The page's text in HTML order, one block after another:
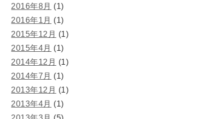
2016年8月 (1)
2016年1月 (1)
2015年12月 (1)
2015年4月 (1)
2014年12月 (1)
2014年7月 (1)
2013年12月 (1)
2013年4月 (1)